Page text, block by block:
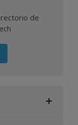
de